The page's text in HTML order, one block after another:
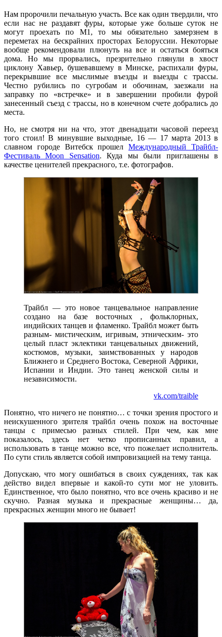
Нам пророчили печальную участь. Все как один твердили, что
если нас не раздавят фуры, которые уже больше суток не
могут проехать по М1, то мы обязательно замерзнем в
переметах на бескрайних просторах Белоруссии. Некоторые
вообще рекомендовали плюнуть на все и остаться бояться
дома. Но мы прорвались, презрительно глянули в хвост
циклону Хавьер, бушевавшему в Минске, распихали фуры,
перекрывшие все мыслимые въезды и выезды с трассы.
Честно рубились по сугробам и обочинам, заезжали на
заправку по «встречке» и в завершении пробили фурой
занесенный съезд с трассы, но в конечном счете добрались до
места.
Но, не смотря ни на что, этот двенадцати часовой переезд
того стоил! В минувшие выходные, 16 — 17 марта 2013 в
славном городе Витебск прошелМеждународный Трайбл-
Фестиваль Moon Sensation. Куда мы были приглашены в
качестве ценителей прекрасного, т.е. фотографов.
Трайбл — это новое танцевальное направление
создано на базе восточных , фольклорных,
индийских танцев и фламенко. Трайбл может быть
разным- мистическим, игривым, этническим- это
целый пласт эклектики танцевальных движений,
костюмов, музыки, заимствованных у народов
Ближнего и Среднего Востока, Северной Африки,
Испании и Индии. Это танец женской силы и
независимости.
vk.com/traible
Понятно, что ничего не понятно… с точки зрения простого и
неискушенного зрителя трайбл очень похож на восточные
танцы с примесью разных стилей. При чем, как мне
показалось, здесь нет четко прописанных правил, а
использовать в танце можно все, что пожелает исполнитель.
По сути стиль является собой импровизацией на тему танца.
Допускаю, что могу ошибаться в своих суждениях, так как
действо видел впервые и какой-то сути мог не уловить.
Единственное, что было понятно, что все очень красиво и не
скучно. Разная музыка и прекрасные женщины… да,
прекрасных женщин много не бывает!